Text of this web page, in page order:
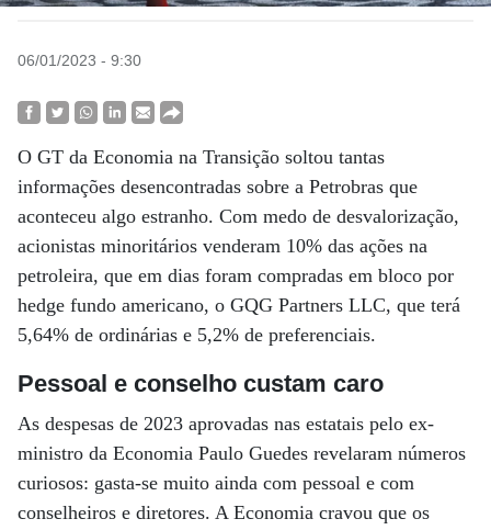
06/01/2023 - 9:30
O GT da Economia na Transição soltou tantas
informações desencontradas sobre a Petrobras que
aconteceu algo estranho. Com medo de desvalorização,
acionistas minoritários venderam 10% das ações na
petroleira, que em dias foram compradas em bloco por
hedge fundo americano, o GQG Partners LLC, que terá
5,64% de ordinárias e 5,2% de preferenciais.
Pessoal e conselho custam caro
As despesas de 2023 aprovadas nas estatais pelo ex-
ministro da Economia Paulo Guedes revelaram números
curiosos: gasta-se muito ainda com pessoal e com
conselheiros e diretores. A Economia cravou que os